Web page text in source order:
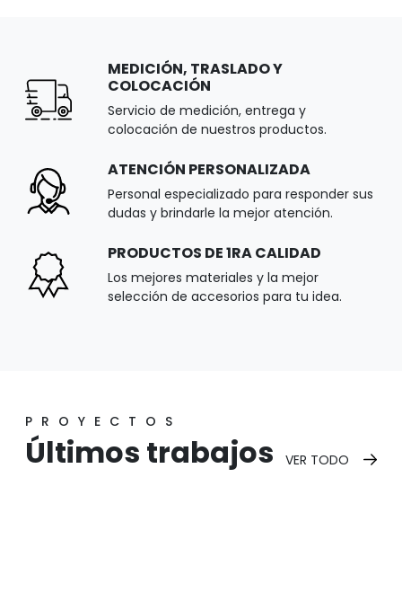
MEDICIÓN, TRASLADO Y
COLOCACIÓN
Servicio de medición, entrega y
colocación de nuestros productos.
ATENCIÓN PERSONALIZADA
Personal especializado para responder sus
dudas y brindarle la mejor atención.
PRODUCTOS DE 1RA CALIDAD
Los mejores materiales y la mejor
selección de accesorios para tu idea.
PROYECTOS
Últimos trabajos VER TODO